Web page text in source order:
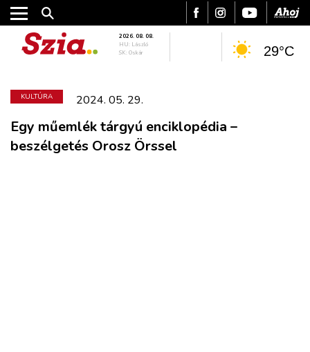
2026. 08. 08.
HU: László
SK: Oskár
29°C
KULTÚRA 2024. 05. 29.
Egy műemlék tárgyú enciklopédia –
beszélgetés Orosz Örssel